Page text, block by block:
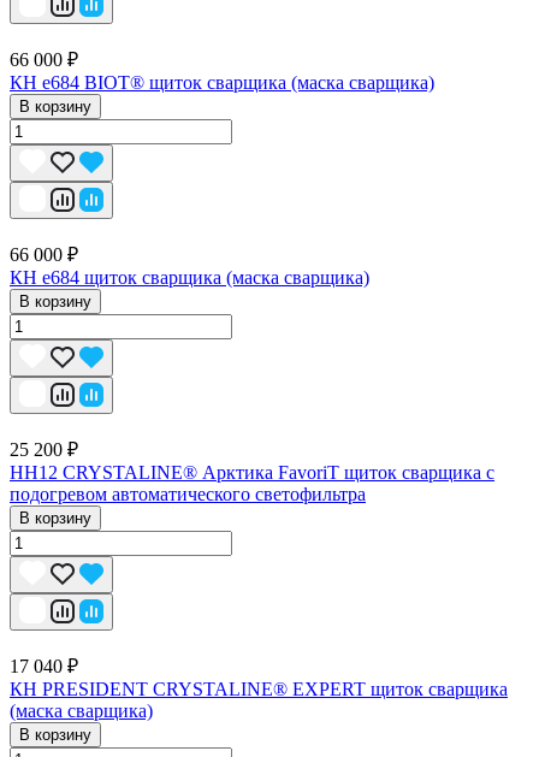
66 000 ₽
КН е684 BIOT® щиток сварщика (маска сварщика)
В корзину
66 000 ₽
КН е684 щиток сварщика (маска сварщика)
В корзину
25 200 ₽
НН12 CRYSTALINE® Арктика FavoriT щиток сварщика с
подогревом автоматического светофильтра
В корзину
17 040 ₽
КН PRESIDENT CRYSTALINE® EXPERT щиток сварщика
(маска сварщика)
В корзину